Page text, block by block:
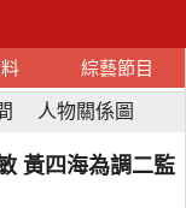
綜藝節目
人物關係圖
黃四海為調二監